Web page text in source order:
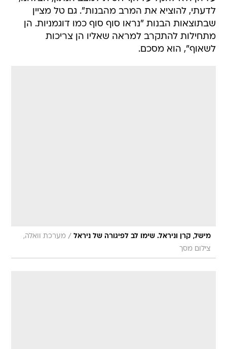
לדעתי, להוציא את המרב מהבנות". גם טל מציין
שבתוצאות הבנות "נראו סוף סוף כמו דוגמניות. הן
מתחילות להתקרב למראה שאליו הן צריכות
לשאוף", הוא מסכם.
מישל, קרן וניראל. שימו לב לפיגורה של ניראל / מערכת וואלה,
צילום מסך